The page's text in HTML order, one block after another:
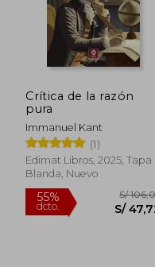
55% S/
Crítica de la razón
pura
Immanuel Kant
(1)
Edimat Libros, 2025, Tapa
Blanda, Nuevo